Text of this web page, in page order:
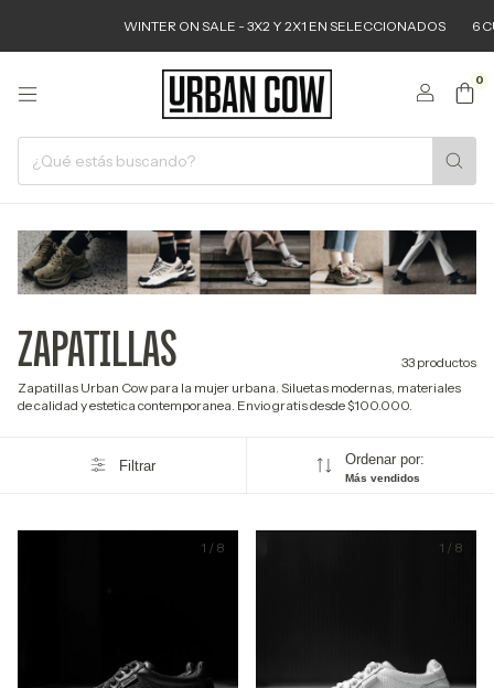
WINTER ON SALE - 3X2 Y 2X1 EN SELECCIONADOS 6 CUOTAS
0
ZAPATILLAS
33 productos
Zapatillas Urban Cow para la mujer urbana. Siluetas modernas, materiales
de calidad y estetica contemporanea. Envio gratis desde $100.000.
Filtrar Ordenar por:
Más vendidos
1 / 8 1 / 8